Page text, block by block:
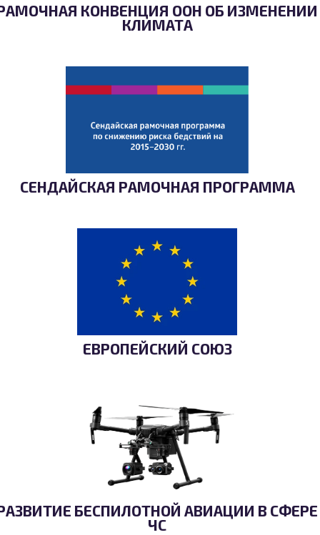
КОНВЕНЦИЯ ООН ОБ ИЗМЕНЕНИИ
КЛИМАТА
СЕНДАЙСКАЯ РАМОЧНАЯ ПРОГРАММА
ЕВРОПЕЙСКИЙ СОЮЗ
БЕСПИЛОТНОЙ АВИАЦИИ В СФЕРЕ
ЧС